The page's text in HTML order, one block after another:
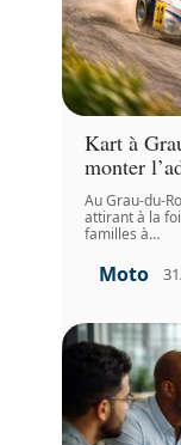
Kart à
monter
Au Grau-du-
attirant à la
familles à…
Moto